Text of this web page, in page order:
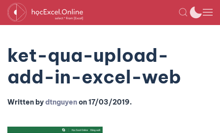
ket-qua-upload-
add-in-excel-web
Written bydtnguyenon17/03/2019.